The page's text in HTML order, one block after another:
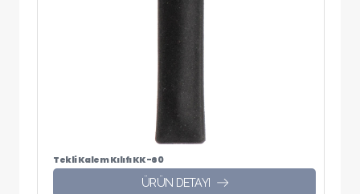
Tekli Kalem Kılıfı KK-60
ÜRÜN DETAYI